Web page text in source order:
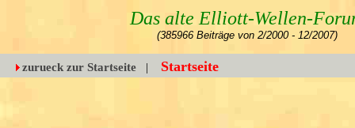
Das alte Elliott-Wellen-
(385966 Beiträge von 2/2000 - 12/2007)
zurueck zur Startseite | Startseite